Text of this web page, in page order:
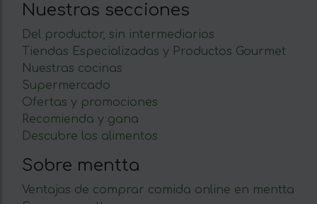
Nuestras secciones
Del productor, sin intermediarios
Tiendas Especializadas y Productos Gourmet
Nuestras cocinas
Supermercado
Ofertas y promociones
Recomienda y gana
Descubre los alimentos
Sobre mentta
Ventajas de comprar comida online en mentta